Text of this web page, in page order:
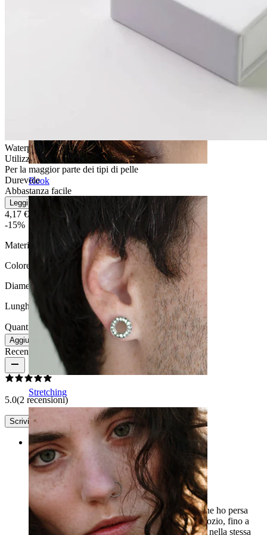
Rook
Stretching
Waterproof
Utilizzo quotidiano
Per la maggior parte dei tipi di pelle
Durevole
Abbastanza facile
Leggi di più
4,17 €
-15%
Materiale:
Acciaio chirurgico
Colore:
Grigio argento
Diametro del filo:
1,2 mm
Lunghezza:
Quantità: 1
Aggiungi al carrello
Recensioni del prodotto
5.0(2 recensioni)
Scrivi una recensione
Rating
Super piercing
Le indosso da anni, ma un paio di settimane fa ne ho persa
una e non sono riuscito a trovarla in nessun negozio, fino a
quando non l'ho finalmente trovata qui, e anche nella stessa